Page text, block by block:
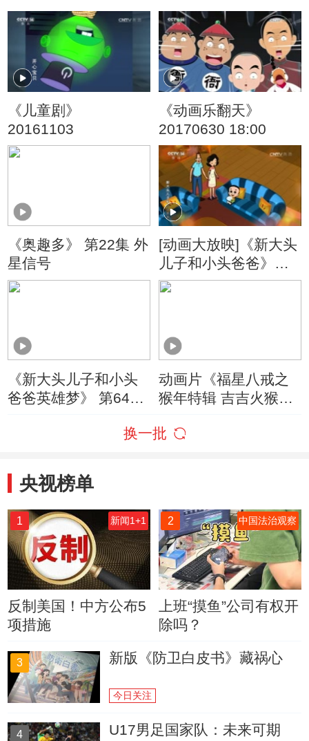
《儿童剧》
20161103
《动画乐翻天》
20170630 18:00
《奥趣多》 第22集 外
星信号
[动画大放映]《新大头
儿子和小头爸爸》
（第四季） 第341集
《新大头儿子和小头
爸爸英雄梦》 第64集
动画片《福星八戒之
猴年特辑 吉吉火猴
换一批
央视榜单
1 新闻1+1
反制美国！中方公布5
项措施
2 中国法治观察
上班“摸鱼”公司有权开
除吗？
3 新版《防卫白皮书》藏祸心
今日关注
4 U17男足国家队：未来可期